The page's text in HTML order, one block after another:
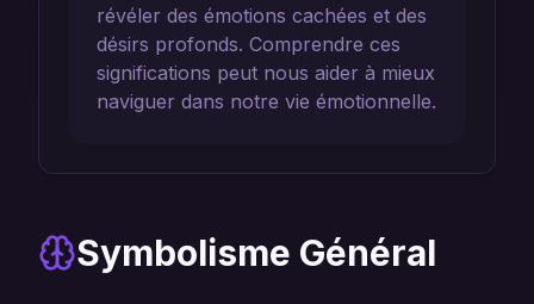
révéler des émotions cachées et des
désirs profonds. Comprendre ces
significations peut nous aider à mieux
naviguer dans notre vie émotionnelle.
Symbolisme Général